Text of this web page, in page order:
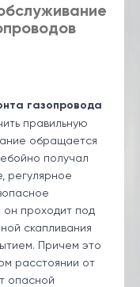
газопровода
правильную
обращается
получал
регулярное
он проходит под
скапливания
Причем это
расстоянии от
опасной